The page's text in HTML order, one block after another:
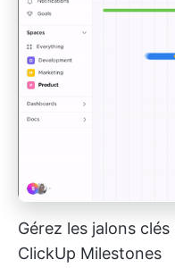
Gérez les jalons
ClickUp Milestones